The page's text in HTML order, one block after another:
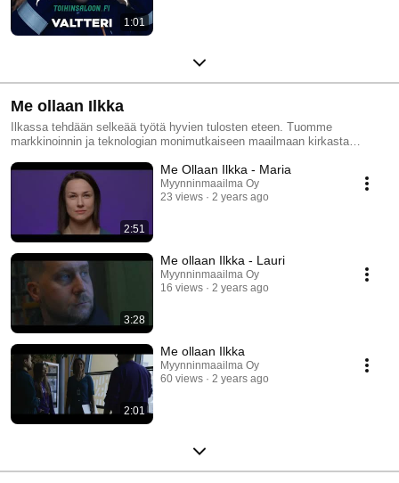
1:01
Me ollaan Ilkka
Ilkassa tehdään selkeää työtä hyvien tulosten eteen. Tuomme
markkinoinnin ja teknologian monimutkaiseen maailmaan kirkasta
aamukahvipöydistä markkinointistrategioihin. Olemme yleisön asialla,
pidämme yrittäjän puolta. Vastaamme tiedonjanoon, ruokimme
menestystä. Luomme merkityksiä, viritämme vuorovaikutusta,
tarjoamme näkökulmia. Uskomme tiedon ja viestinnän voimaan. Kun
näkemys on kirkas ja tarvittavat palaset selkeästi paikoillaan, niin tulosta
tulee. https://ilkka.com/me-ollaan-ilkka/
2:51
Me Ollaan Ilkka - Maria
Myynninmaailma Oy
23 views
2 years ago
3:28
Me ollaan Ilkka - Lauri
Myynninmaailma Oy
16 views
2 years ago
2:01
Me ollaan Ilkka
Myynninmaailma Oy
60 views
2 years ago